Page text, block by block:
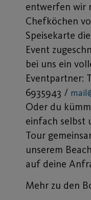
entwerfen wir
Chefköchen
Speisekarte
Event
bei uns ein
Eventpartner:
6935943 /
Oder du
einfach selbst
Tour
unserem
auf deine
Mehr zu den